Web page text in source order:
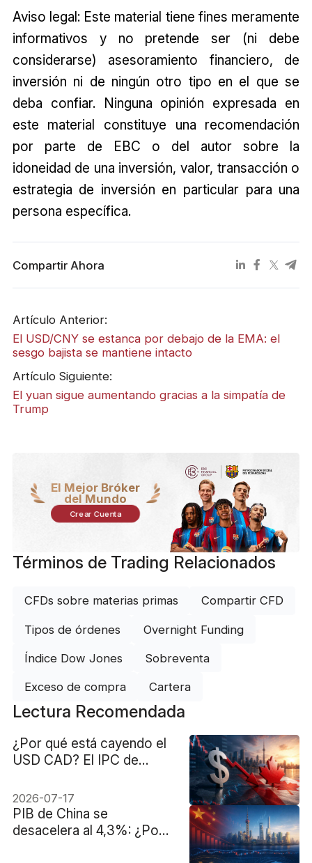
Aviso legal: Este material tiene fines meramente
informativos y no pretende ser (ni debe
considerarse) asesoramiento financiero, de
inversión ni de ningún otro tipo en el que se
deba confiar. Ninguna opinión expresada en
este material constituye una recomendación
por parte de EBC o del autor sobre la
idoneidad de una inversión, valor, transacción o
estrategia de inversión en particular para una
persona específica.
Compartir Ahora
Artículo Anterior:
El USD/CNY se estanca por debajo de la EMA: el
sesgo bajista se mantiene intacto
Artículo Siguiente:
El yuan sigue aumentando gracias a la simpatía de
Trump
El Mejor Bróker
del Mundo
Crear Cuenta
Términos de Trading Relacionados
CFDs sobre materias primas Compartir CFD
Tipos de órdenes Overnight Funding
Índice Dow Jones Sobreventa
Exceso de compra Cartera
Lectura Recomendada
¿Por qué está cayendo el
USD CAD? El IPC de
el futuro.
2026-07-17
PIB de China se
desacelera al 4,3%: ¿Por